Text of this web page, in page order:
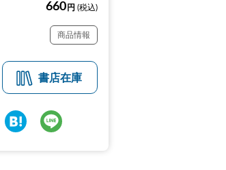
660 円 (税込)
商品情報
書店在庫